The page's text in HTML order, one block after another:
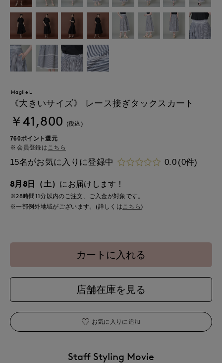
Maglie L
《大きいサイズ》 レース接ぎタックスカート
￥41,800 (税込)
760ポイント還元
会員登録はこちら
15名がお気に入りに登録中 0.0 (0件)
8月8日（土） にお届けします！
※28時間11分以内のご注文、ご入金が対象です。
※一部例外地域がございます。(詳しくは こちら )
カートに入れる
店舗在庫を見る
お気に入りに追加
Staff Styling Movie